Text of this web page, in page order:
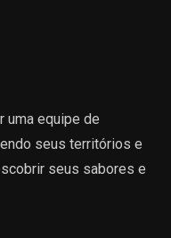
uma equipe de
seus territórios e
seus sabores e